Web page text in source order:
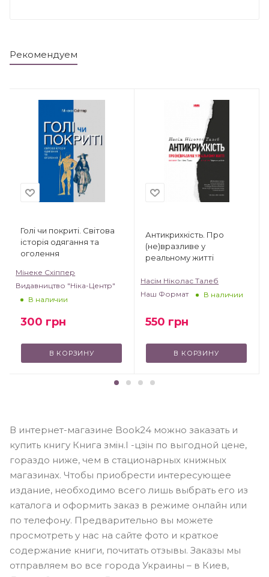
Рекомендуем
Голі чи покриті. Світова
історія одягання та
оголення
Мінеке Схіппер
Видавництво "Ніка-Центр"
В наличии
300 грн
В КОРЗИНУ
Антикрихкість. Про
(не)вразливе у
реальному житті
Насім Ніколас Талеб
Наш Формат
В наличии
550 грн
В КОРЗИНУ
В интернет-магазине Book24 можно заказать и
купить книгу Книга змін.І -цзін по выгодной цене,
гораздо ниже, чем в стационарных книжных
магазинах. Чтобы приобрести интересующее
издание, необходимо всего лишь выбрать его из
каталога и оформить заказ в режиме онлайн или
по телефону. Предварительно вы можете
просмотреть у нас на сайте фото и краткое
содержание книги, почитать отзывы. Заказы мы
отправляем во все города Украины – в Киев,